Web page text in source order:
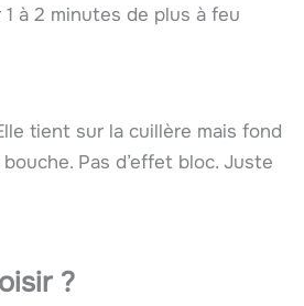
à 2 minutes de plus à feu
tient sur la cuillère mais fond
Pas d’effet bloc. Juste
?